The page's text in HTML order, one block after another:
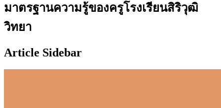
มาตรฐานความรู้ของครูโรงเรียนสิริวุฒิ
วิทยา
Article Sidebar